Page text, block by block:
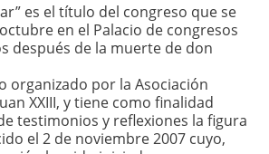
es el título del congreso que se
en el Palacio de congresos
después de la muerte de don
organizado por la Asociación
XXIII, y tiene como finalidad
testimonios y reflexiones la figura
el 2 de noviembre 2007 cuyo,